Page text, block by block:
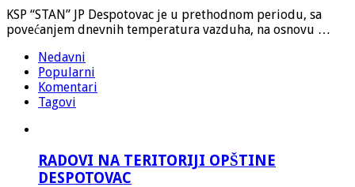
KSP “STAN” JP Despotovac je u prethodnom periodu, sa
povećanjem dnevnih temperatura vazduha, na osnovu …
Nedavni
Popularni
Komentari
Tagovi
RADOVI NA TERITORIJI OPŠTINE
DESPOTOVAC